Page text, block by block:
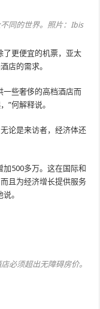
同的世界。照片：Ibis
了更便宜的机票，亚太
店的需求。
一些奢侈的高档酒店而
”何解释说。
论是来访者，经济体还
500多万。这在国际和
且为经济增长提供服务
。
必须超出无障碍房价。